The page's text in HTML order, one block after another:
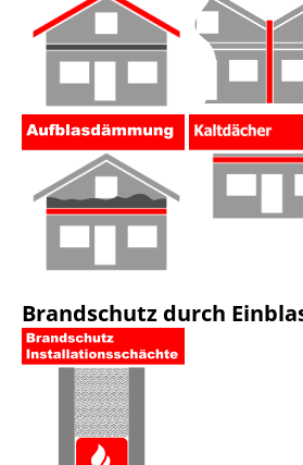
Brandschutz durch